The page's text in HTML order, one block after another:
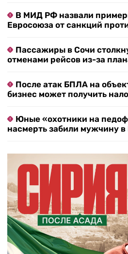
В МИД РФ назвали
Евросоюза от санкций
Пассажиры в Сочи
отменами рейсов из-за
После атак БПЛА на
бизнес может получить
Юные «охотники на
насмерть забили мужчину в